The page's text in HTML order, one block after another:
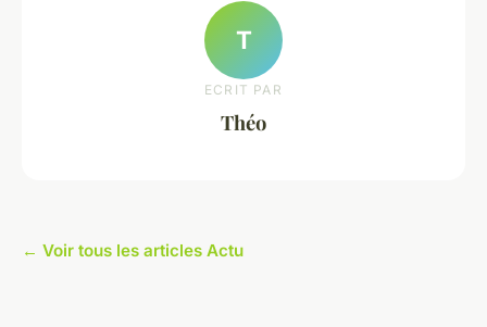
T
ECRIT PAR
Théo
← Voir tous les articles Actu